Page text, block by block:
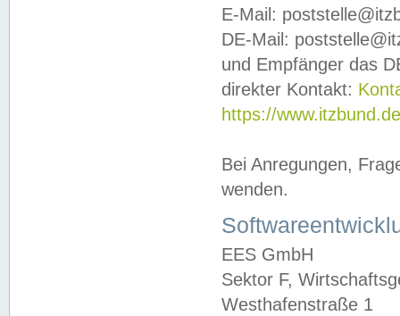
E-Mail:
DE-Mail:
und Empfänger das
direkter Kontakt:
https://
Bei Anregungen,
wenden.
EES GmbH
Sektor F,
Westhafenstraße 1